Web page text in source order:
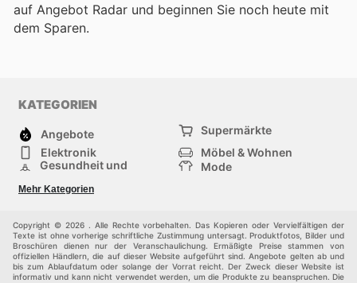
auf Angebot Radar und beginnen Sie noch heute mit
dem Sparen.
KATEGORIEN
Angebote
Supermärkte
Elektronik
Möbel & Wohnen
Gesundheit und
Mode
Sportartikel und
Sportbekleidung
Einkaufzentren
Andere
Mehr Kategorien
Copyright © 2026 . Alle Rechte vorbehalten. Das Kopieren oder Vervielfältigen der
Texte ist ohne vorherige schriftliche Zustimmung untersagt. Produktfotos, Bilder und
Broschüren dienen nur der Veranschaulichung. Ermäßigte Preise stammen von
offiziellen Händlern, die auf dieser Website aufgeführt sind. Angebote gelten ab und
bis zum Ablaufdatum oder solange der Vorrat reicht. Der Zweck dieser Website ist
informativ und kann nicht verwendet werden, um die Produkte zu beanspruchen. Die